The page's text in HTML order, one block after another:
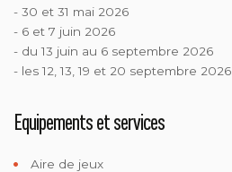
- 30 et 31 mai 2026
- 6 et 7 juin 2026
- du 13 juin au 6 septembre 2026
- les 12, 13, 19 et 20 septembre 2026.
Equipements et services
Aire de jeux